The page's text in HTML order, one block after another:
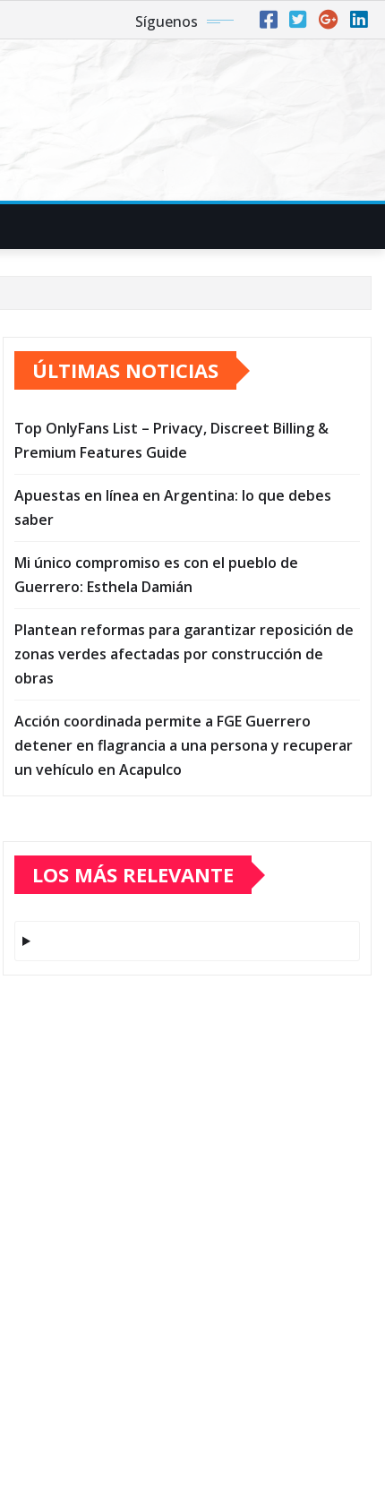
Síguenos
ÚLTIMAS NOTICIAS
Top OnlyFans List – Privacy, Discreet Billing &
Premium Features Guide
Apuestas en línea en Argentina: lo que debes
saber
Mi único compromiso es con el pueblo de
Guerrero: Esthela Damián
Plantean reformas para garantizar reposición de
zonas verdes afectadas por construcción de
obras
Acción coordinada permite a FGE Guerrero
detener en flagrancia a una persona y recuperar
un vehículo en Acapulco
LOS MÁS RELEVANTE